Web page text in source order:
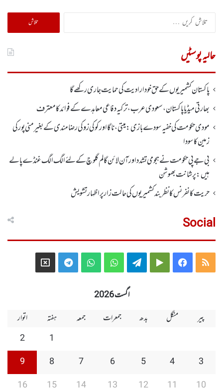
تلاش
کریں
حالیہ پوسٹیں
پاکستان کشمیریوں کے حق خودارادیت کی حمایت جاری رکھے گا
بھارتی میڈیا پاکستان، سعودی عرب، ترکیہ دفاعی معاہدے کے فوائد کا معترف
مودی حکومت کی خفیہ سودے بازی: میتی، ناگا اور کوکی زو کی رضامندی کے بغیر منی پور کی
زمین کا سودا
بی جے پی حکومت نے ہجومی تشدد اورآن لائن گالم گلوچ کے لئے الگ الگ غنڈے پالے
ہیں: پرشانت بھوشن
حریت کانفرنس کا نظر بند کشمیریوں کی حالت زار پر اظہار تشویش
Social
RSS
Facebook
Google
Telegram
WhatsApp
WhatsApp
Telegram
X
اگست 2026
پیر
منگل بدھ جمعرات جمعہ ہفتہ
اتوار
1
2
3
4
5
6
7
8
9
10
11
12
13
14
15
16